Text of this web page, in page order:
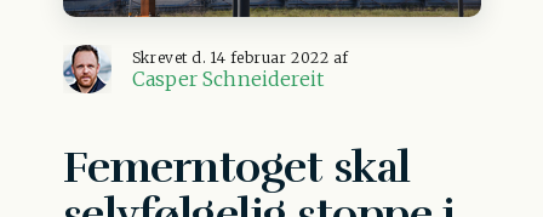
Skrevet d. 14 februar 2022 af
Casper Schneidereit
Femerntoget skal